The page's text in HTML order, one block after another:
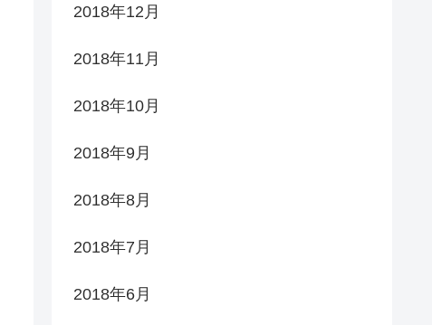
2018年12月
2018年11月
2018年10月
2018年9月
2018年8月
2018年7月
2018年6月